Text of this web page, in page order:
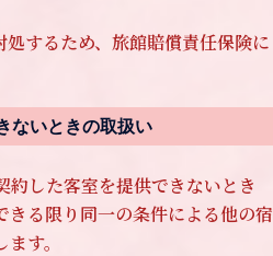
するため、旅館賠償責任保険に
ないときの取扱い
した客室を提供できないとき
きる限り同一の条件による他の宿
す。